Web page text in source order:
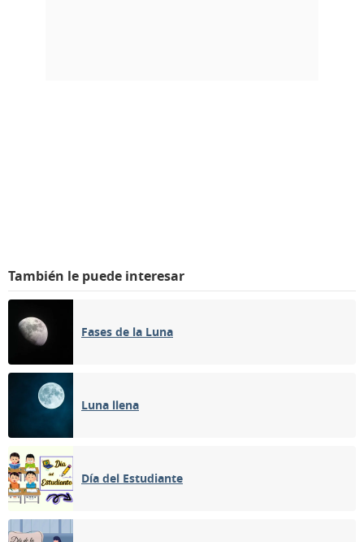
También le puede interesar
Fases de la Luna
Luna llena
Día del Estudiante